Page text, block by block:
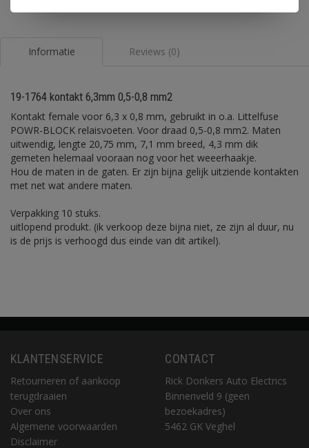
Informatie Reviews (0)
19-1764 kontakt 6,3mm 0,5-0,8 mm2
Kontakt female voor 6,3 x 0,8 mm, gebruikt in o.a. Littelfuse
POWR-BLOCK relaisvoeten. Voor draad 0,5-0,8 mm2. Maten
uitwendig, lengte 20,75 mm, 7,1 mm breed, 4,3 mm dik
gemeten helemaal vooraan nog voor het weeerhaakje.
Hou de maten in de gaten. Er zijn bijna gelijk uitziende kontakten
met net wat andere maten.
Verpakking 10 stuks.
uitlopend produkt. (ik verkoop deze bijna niet, ze zijn al duur, nu
is de prijs is verhoogd dus einde van dit artikel).
KLANTENSERVICE
Retourneren of aankoop
terugdraaien
Over ons
Algemene voorwaarden
Disclaimer
CONTACT
Rick Donkers Auto Electrics
Binnenveld 9 (geen
bezoekadres)
5462 GK Veghel